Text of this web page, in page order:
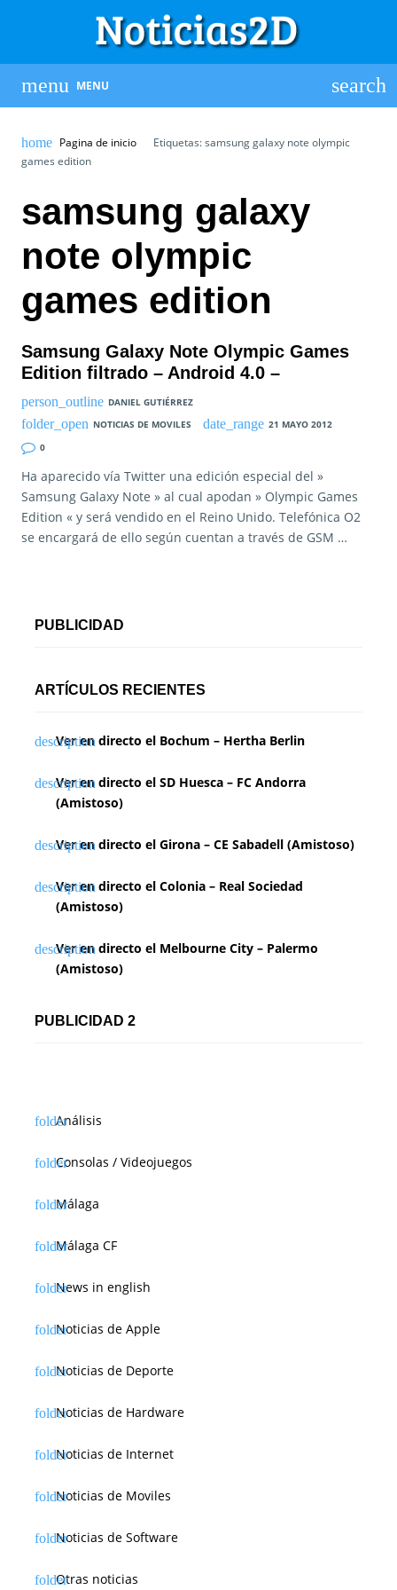
MENU
Pagina de inicio
Etiquetas: samsung galaxy note olympic
games edition
samsung galaxy
note olympic
games edition
Samsung Galaxy Note Olympic Games
Edition filtrado – Android 4.0 –
DANIEL GUTIÉRREZ
NOTICIAS DE MOVILES
21 MAYO 2012
0
Ha aparecido vía Twitter una edición especial del »
Samsung Galaxy Note » al cual apodan » Olympic Games
Edition « y será vendido en el Reino Unido. Telefónica O2
se encargará de ello según cuentan a través de GSM …
PUBLICIDAD
ARTÍCULOS RECIENTES
Ver en directo el Bochum – Hertha Berlin
Ver en directo el SD Huesca – FC Andorra
(Amistoso)
Ver en directo el Girona – CE Sabadell (Amistoso)
Ver en directo el Colonia – Real Sociedad
(Amistoso)
Ver en directo el Melbourne City – Palermo
(Amistoso)
PUBLICIDAD 2
Análisis
Consolas / Videojuegos
Málaga
Málaga CF
News in english
Noticias de Apple
Noticias de Deporte
Noticias de Hardware
Noticias de Internet
Noticias de Moviles
Noticias de Software
Otras noticias